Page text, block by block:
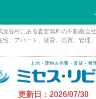
読谷村にある査定無料の不動産会
宅、アパート、賃貸、売買、管理
更新日：2026/07/30